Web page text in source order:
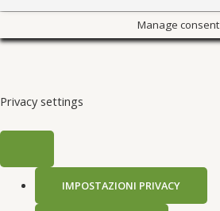
Manage consent
Privacy settings
IMPOSTAZIONI PRIVACY